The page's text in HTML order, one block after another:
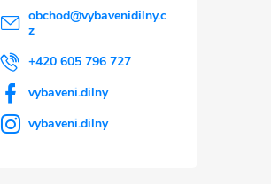
obchod@vybavenidilny.c
z
+420 605 796 727
vybaveni.dilny
vybaveni.dilny